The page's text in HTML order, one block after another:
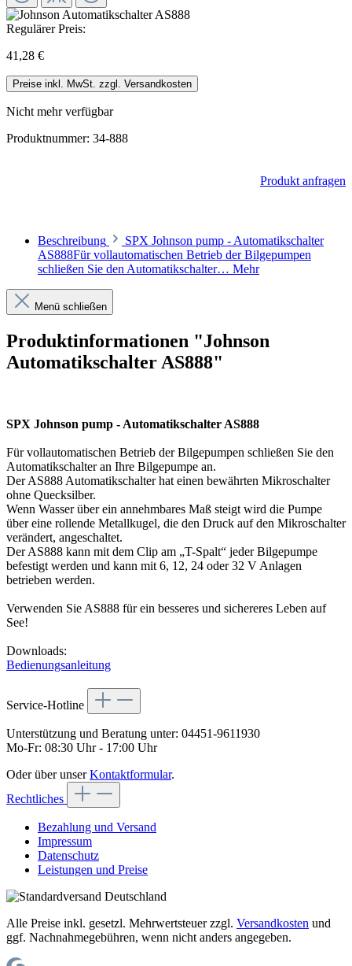
Regulärer Preis:
41,28 €
Preise inkl. MwSt. zzgl. Versandkosten
Nicht mehr verfügbar
Produktnummer: 34-888
Produkt anfragen
Beschreibung
SPX Johnson pump - Automatikschalter
AS888Für vollautomatischen Betrieb der Bilgepumpen
schließen Sie den Automatikschalter… Mehr
Menü schließen
Produktinformationen "Johnson
Automatikschalter AS888"
SPX Johnson pump - Automatikschalter AS888
Für vollautomatischen Betrieb der Bilgepumpen schließen Sie den
Automatikschalter an Ihre Bilgepumpe an.
Der AS888 Automatikschalter hat einen bewährten Mikroschalter
ohne Quecksilber.
Wenn Wasser über ein annehmbares Maß steigt wird die Pumpe
über eine rollende Metallkugel, die den Druck auf den Mikroschalter
verändert, angeschaltet.
Der AS888 kann mit dem Clip am „T-Spalt“ jeder Bilgepumpe
befestigt werden und kann mit 6, 12, 24 oder 32 V Anlagen
betrieben werden.
Verwenden Sie AS888 für ein besseres und sichereres Leben auf
See!
Downloads:
Bedienungsanleitung
Service-Hotline
Unterstützung und Beratung unter: 04451-9611930
Mo-Fr: 08:30 Uhr - 17:00 Uhr
Oder über unserKontaktformular.
Rechtliches
Bezahlung und Versand
Impressum
Datenschutz
Leistungen und Preise
Alle Preise inkl. gesetzl. Mehrwertsteuer zzgl. Versandkosten und
ggf. Nachnahmegebühren, wenn nicht anders angegeben.